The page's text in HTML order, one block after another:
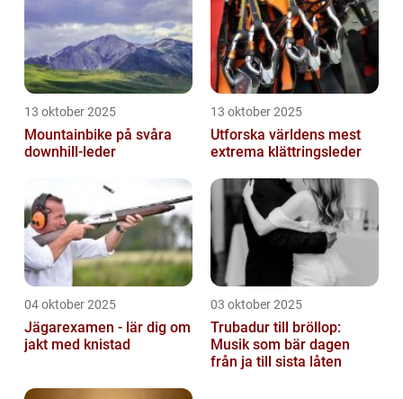
13 oktober 2025
Mountainbike på svåra
downhill-leder
13 oktober 2025
Utforska världens mest
extrema klättringsleder
04 oktober 2025
Jägarexamen - lär dig om
jakt med knistad
03 oktober 2025
Trubadur till bröllop:
Musik som bär dagen
från ja till sista låten